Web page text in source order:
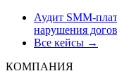
Аудит SMM-
нарушения
Все кейсы →
КОМПАНИЯ